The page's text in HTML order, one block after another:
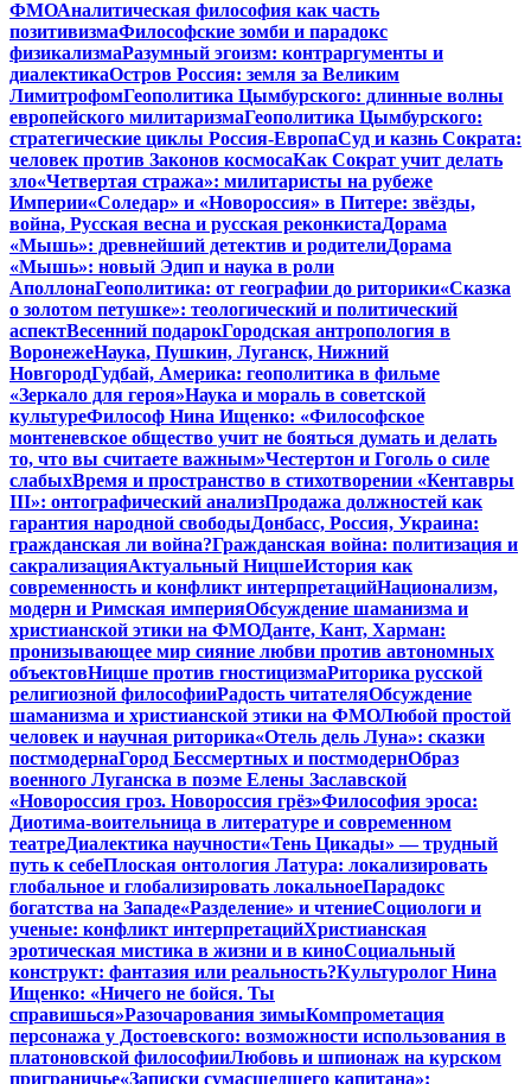
ФМОАналитическая философия как часть
позитивизмаФилософские зомби и парадокс
физикализмаРазумный эгоизм: контраргументы и
диалектикаОстров Россия: земля за Великим
ЛимитрофомГеополитика Цымбурского: длинные волны
европейского милитаризмаГеополитика Цымбурского:
стратегические циклы Россия-ЕвропаСуд и казнь Сократа:
человек против Законов космосаКак Сократ учит делать
зло«Четвертая стража»: милитаристы на рубеже
Империи«Соледар» и «Новороссия» в Питере: звёзды,
война, Русская весна и русская реконкистаДорама
«Мышь»: древнейший детектив и родителиДорама
«Мышь»: новый Эдип и наука в роли
АполлонаГеополитика: от географии до риторики«Сказка
о золотом петушке»: теологический и политический
аспектВесенний подарокГородская антропология в
ВоронежеНаука, Пушкин, Луганск, Нижний
НовгородГудбай, Америка: геополитика в фильме
«Зеркало для героя»Наука и мораль в советской
культуреФилософ Нина Ищенко: «Философское
монтеневское общество учит не бояться думать и делать
то, что вы считаете важным»Честертон и Гоголь о силе
слабыхВремя и пространство в стихотворении «Кентавры
III»: онтографический анализПродажа должностей как
гарантия народной свободыДонбасс, Россия, Украина:
гражданская ли война?Гражданская война: политизация и
сакрализацияАктуальный НицшеИстория как
современность и конфликт интерпретацийНационализм,
модерн и Римская империяОбсуждение шаманизма и
христианской этики на ФМОДанте, Кант, Харман:
пронизывающее мир сияние любви против автономных
объектовНицше против гностицизмаРиторика русской
религиозной философииРадость читателяОбсуждение
шаманизма и христианской этики на ФМОЛюбой простой
человек и научная риторика«Отель дель Луна»: сказки
постмодернаГород Бессмертных и постмодернОбраз
военного Луганска в поэме Елены Заславской
«Новороссия гроз. Новороссия грёз»Философия эроса:
Диотима-воительница в литературе и современном
театреДиалектика научности«Тень Цикады» — трудный
путь к себеПлоская онтология Латура: локализировать
глобальное и глобализировать локальноеПарадокс
богатства на Западе«Разделение» и чтениеСоциологи и
ученые: конфликт интерпретацийХристианская
эротическая мистика в жизни и в киноСоциальный
конструкт: фантазия или реальность?Культуролог Нина
Ищенко: «Ничего не бойся. Ты
справишься»Разочарования зимыКомпрометация
персонажа у Достоевского: возможности использования в
платоновской философииЛюбовь и шпионаж на курском
приграничье«Записки сумасшедшего капитана»: